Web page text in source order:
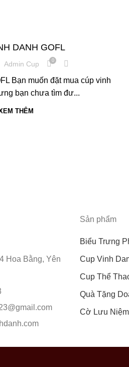
DANH GOFL
Admin Cup 0
Bạn muốn đặt mua cúp vinh
bạn chưa tìm đư...
THÊM
Hoa Bằng, Yên
Sản phẩm
Biểu Trưng
Cup Vinh
Cup Thể
Quà Tặng
Cờ Lưu Niệm